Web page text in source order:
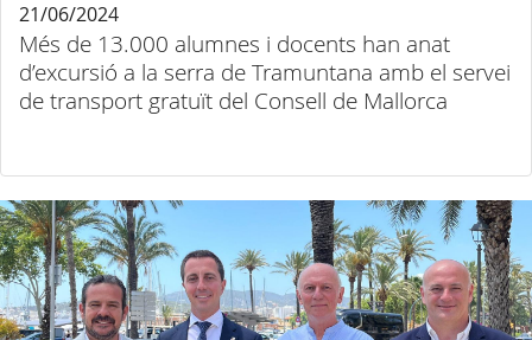
Més de 13.000 alumnes i docents han anat
d’excursió a la serra de Tramuntana amb el servei
de transport gratuït del Consell de Mallorca
21/06/2024